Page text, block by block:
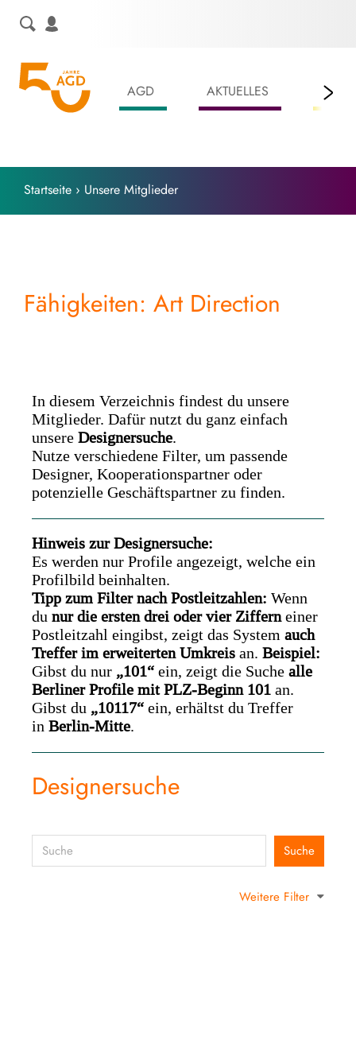
AGD AKTUELLES
Startseite › Unsere Mitglieder
Fähigkeiten: Art Direction
In diesem Verzeichnis findest du unsere
Mitglieder. Dafür nutzt du ganz einfach
unsere Designersuche.
Nutze verschiedene Filter, um passende
Designer, Kooperationspartner oder
potenzielle Geschäftspartner zu finden.
Hinweis zur Designersuche:
Es werden nur Profile angezeigt, welche ein
Profilbild beinhalten.
Tipp zum Filter nach Postleitzahlen: Wenn
du nur die ersten drei oder vier Zifferneiner
Postleitzahl eingibst, zeigt das System auch
Treffer im erweiterten Umkreis an. Beispiel:
Gibst du nur „101“ ein, zeigt die Suche alle
Berliner Profile mit PLZ-Beginn 101 an.
Gibst du „10117“ ein, erhältst du Treffer
in Berlin-Mitte.
Designersuche
Weitere Filter